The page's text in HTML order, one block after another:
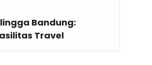
Bandung:
Travel